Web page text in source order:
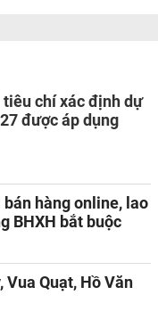
chí xác định dự
được áp dụng
hàng online, lao
BHXH bắt buộc
Vua Quạt, Hồ Văn